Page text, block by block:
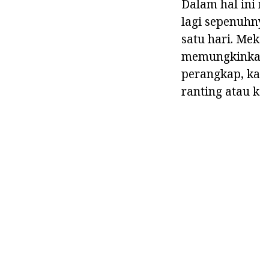
Dalam hal ini
lagi
satu hari.
perangkap,
ranting atau